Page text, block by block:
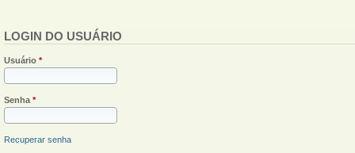
LOGIN DO USUÁRIO
Usuário *
Senha *
Recuperar senha